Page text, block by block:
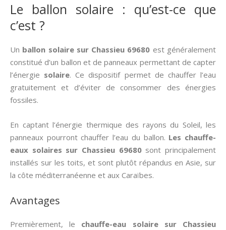
Le ballon solaire : qu’est-ce que
c’est ?
Un ballon solaire sur Chassieu 69680 est généralement
constitué d’un ballon et de panneaux permettant de capter
l’énergie solaire. Ce dispositif permet de chauffer l’eau
gratuitement et d’éviter de consommer des énergies
fossiles.
En captant l’énergie thermique des rayons du Soleil, les
panneaux pourront chauffer l’eau du ballon. Les chauffe-
eaux solaires sur Chassieu 69680sont principalement
installés sur les toits, et sont plutôt répandus en Asie, sur
la côte méditerranéenne et aux Caraïbes.
Avantages
Premièrement, le chauffe-eau solaire sur Chassieu